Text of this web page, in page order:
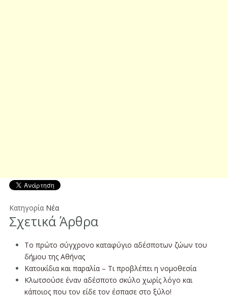
Κατηγορία Νέα
Σχετικά Άρθρα
Tο πρώτο σύγχρονο καταφύγιο αδέσποτων ζώων του
δήμου της Αθήνας
Κατοικίδια και παραλία – Τι προβλέπει η νομοθεσία
Κλωτσούσε έναν αδέσποτο σκύλο χωρίς λόγο και
κάποιος που τον είδε τον έσπασε στο ξύλο!